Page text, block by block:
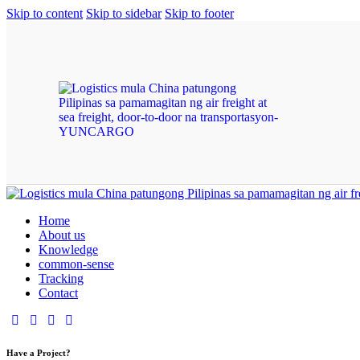
Skip to content Skip to sidebar Skip to footer
Home
About us
Knowledge
common-sense
Tracking
Contact
Have a Project?